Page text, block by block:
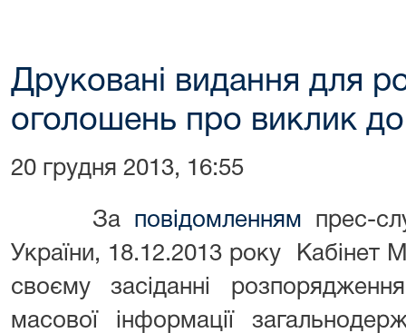
Друковані видання для
оголошень про виклик
20 грудня 2013, 16:55
За повідомленням прес-
України, 18.12.2013 року Кабінет
своєму засіданні
масової інформації